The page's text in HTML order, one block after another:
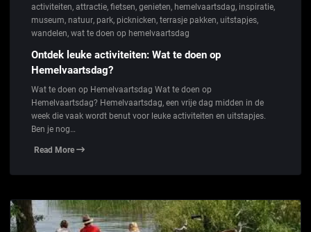
activiteiten, attractie, fietsen, genieten, hemelvaartsdag, inspiratie,
museum, natuur, park, picknicken, terrasje pakken, uitstapjes,
wandelen, wat te doen op hemelvaartsdag
Ontdek leuke activiteiten: Wat te doen op
Hemelvaartsdag?
Wat te doen op Hemelvaartsdag Wat te doen op
Hemelvaartsdag? Hemelvaartsdag, een vrije dag midden in de
week die vaak wordt benut voor leuke activiteiten en uitstapjes.
Ben je nog…
Read More